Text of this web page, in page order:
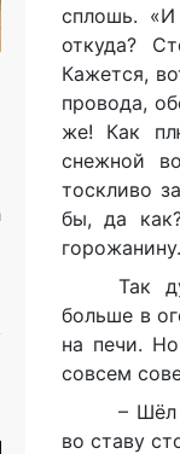
сплошь.
откуда?
Кажется,
провода,
же! Как
снежной
тоскливо
бы, да
Так
больше в
на печи.
совсем
– Шёл
во ставу